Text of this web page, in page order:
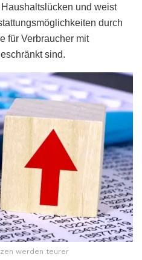
und weist
durch
für Verbraucher mit
sind.
werden teurer